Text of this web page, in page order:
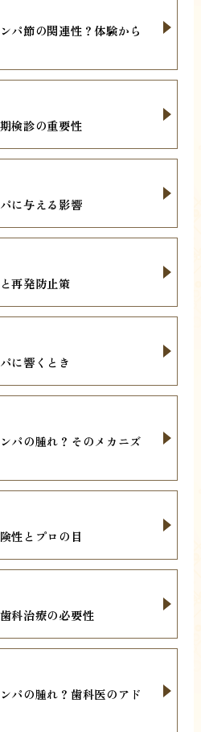
パ節の関連性？体験から
検診の重要性
に与える影響
再発防止策
に響くとき
パの腫れ？そのメカニズ
性とプロの目
科治療の必要性
パの腫れ？歯科医のアド